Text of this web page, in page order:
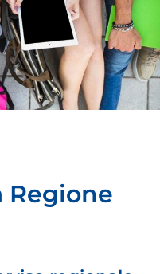
Regione